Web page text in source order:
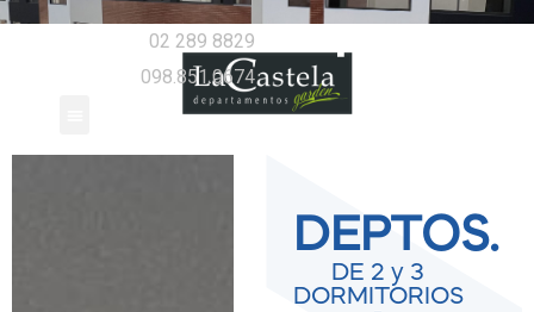
02 289 8829
098.851.0674
DEPTOS.
DE 2 y 3
DORMITORIOS